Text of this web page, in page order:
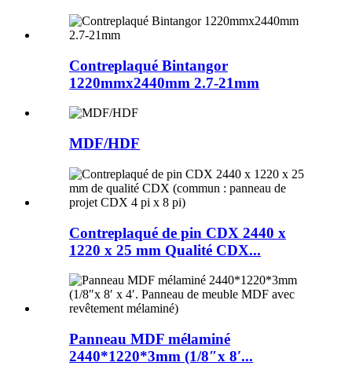
Contreplaqué Bintangor
1220mmx2440mm 2.7-21mm
MDF/HDF
Contreplaqué de pin CDX 2440 x
1220 x 25 mm Qualité CDX...
Panneau MDF mélaminé
2440*1220*3mm (1/8″x 8′...